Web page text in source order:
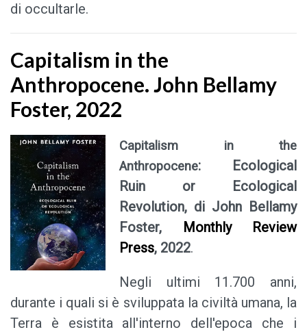
di occultarle.
Capitalism in the
Anthropocene. John Bellamy
Foster, 2022
Capitalism in the
Anthropocene: Ecological
Ruin or Ecological
Revolution, di John Bellamy
Foster,
Monthly Review
Press, 2022.
Negli ultimi 11.700 anni,
durante i quali si è sviluppata la civiltà umana, la
Terra è esistita all'interno dell'epoca che i